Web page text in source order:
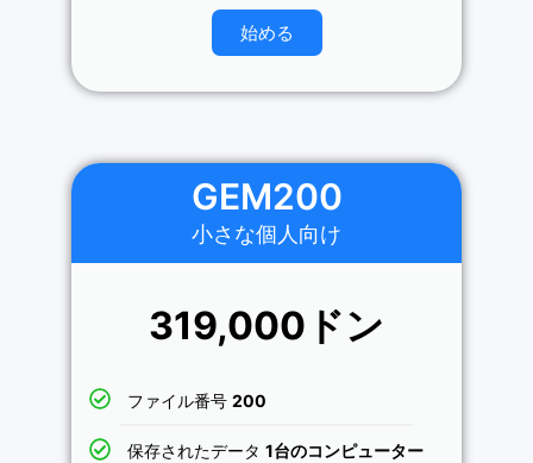
始める
GEM200
小さな個人向け
319,000ドン
ファイル番号200
保存されたデータ1台のコンピューター